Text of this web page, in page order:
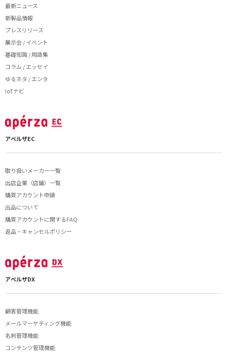
最新ニュース
新製品情報
プレスリリース
展示会 / イベント
基礎知識 / 用語集
コラム / エッセイ
ゆるネタ / エンタ
IoTナビ
アペルザEC
取り扱いメーカー一覧
出店企業（店舗）一覧
購買アカウント申請
出品について
購買アカウントに関するFAQ
返品・キャンセルポリシー
アペルザDX
顧客管理機能
メールマーケティング機能
名刺管理機能
コンテンツ管理機能